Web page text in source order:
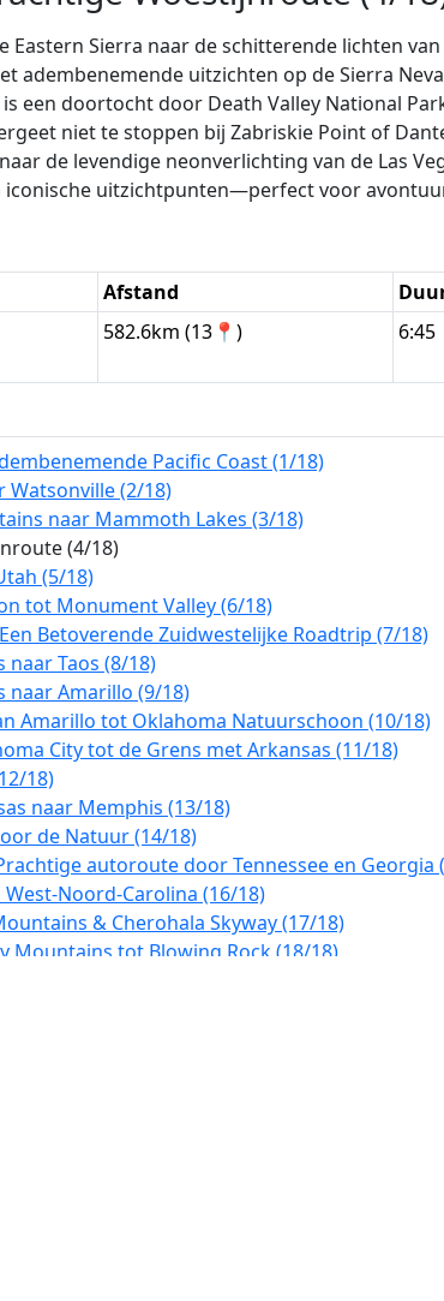
Sierra naar de schitterende lichten
adembenemende uitzichten op de Sierra
een doortocht door Death Valley National
niet te stoppen bij Zabriskie Point of
de levendige neonverlichting van de Las
uitzichtpunten—perfect voor
Afstand
582.6km (13📍) 6:45
Pacific Coast (1/18)
Watsonville (2/18)
naar Mammoth Lakes (3/18)
(4/18)
(5/18)
tot Monument Valley (6/18)
Betoverende Zuidwestelijke Roadtrip (7/18)
Taos (8/18)
naar Amarillo (9/18)
Amarillo tot Oklahoma Natuurschoon (10/18)
City tot de Grens met Arkansas (11/18)
18)
naar Memphis (13/18)
de Natuur (14/18)
autoroute door Tennessee en Georgia
Noord-Carolina (16/18)
& Cherohala Skyway (17/18)
Mountains tot Blowing Rock (18/18)